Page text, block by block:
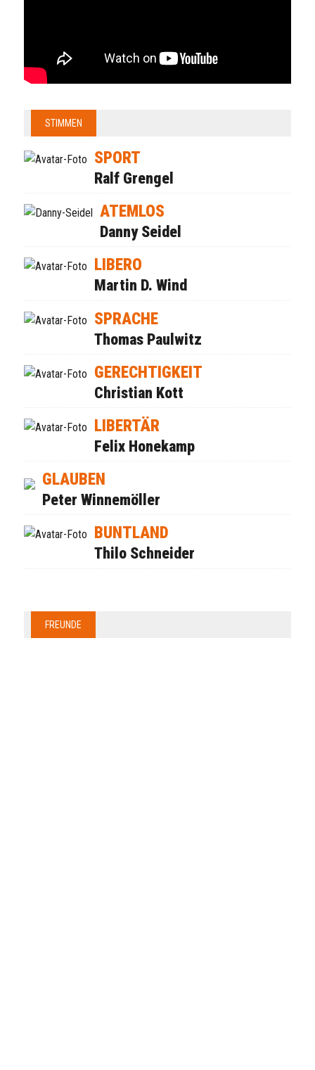
STIMMEN
SPORT
Ralf Grengel
ATEMLOS
Danny Seidel
LIBERO
Martin D. Wind
SPRACHE
Thomas Paulwitz
GERECHTIGKEIT
Christian Kott
LIBERTÄR
Felix Honekamp
GLAUBEN
Peter Winnemöller
BUNTLAND
Thilo Schneider
FREUNDE